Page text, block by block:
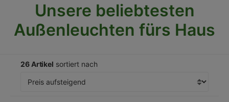
Unsere beliebtesten
Außenleuchten fürs Haus
26 Artikel sortiert nach